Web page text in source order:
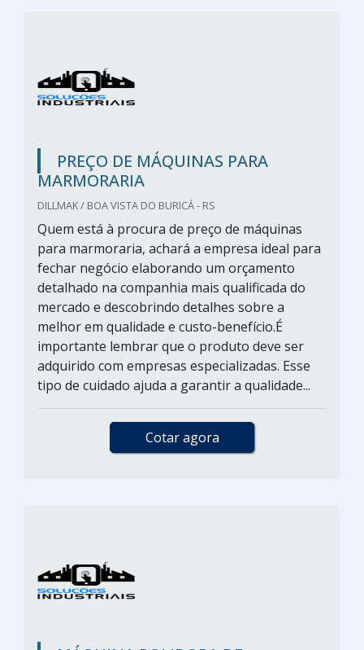
PREÇO DE MÁQUINAS PARA
MARMORARIA
DILLMAK / BOA VISTA DO BURICÁ - RS
Quem está à procura de preço de máquinas
para marmoraria, achará a empresa ideal para
fechar negócio elaborando um orçamento
detalhado na companhia mais qualificada do
mercado e descobrindo detalhes sobre a
melhor em qualidade e custo-benefício.É
importante lembrar que o produto deve ser
adquirido com empresas especializadas. Esse
tipo de cuidado ajuda a garantir a qualidade...
Cotar agora